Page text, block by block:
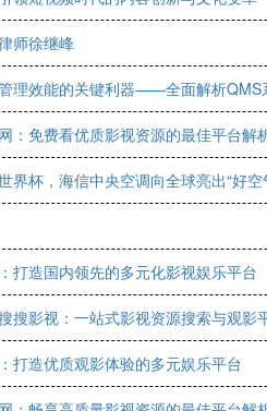
师徐继峰
理效能的关键利器——全面解析QMS
：免费看优质影视资源的最佳平台解
界杯，海信中央空调向全球亮出“好
打造国内领先的多元化影视娱乐平台
搜影视：一站式影视资源搜索与观影
打造优质观影体验的多元娱乐平台